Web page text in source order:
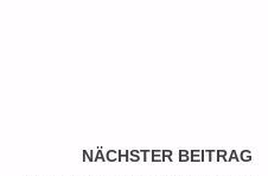
NÄCHSTER BEITRAG